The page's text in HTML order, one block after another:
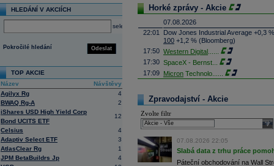
HLEDÁNÍ V AKCIÍCH
select
Odeslat
Pokročilé hledání
TOP AKCIE
Název
Návštěvy
Agilyx Rg
4
BWAQ Rg-A
2
iShares USD High Yield Corp
Bond UCITS ETF
12
Celsius
4
Adaptiv Select ETF
3
AtlasClear Rg
1
JPM BetaBuildrs Jp
4
Horké zprávy - Akcie
07.08.2026
22:01
Dow Jones Industrial Average +0,3
100 +1,2 % (Bloomberg)
17:50 Western Digital
17:30 SpaceX - Bernst
17:09 Micron Technolo
16:26
Objem obchodů s akciemi na
obchodů za poslední rok je 0,665
16:23 Zvýšení výroby balistických střel
nějakou dobu potrvá. Agentuře
Armin Papperger. Společná výroba
doplnit arzenál Spojeným státům,
(ČTK)
16:07 Conocophillips
Zpravodajství - Akcie
Zvolte filtr
07.08.2026 22:05
Slabá data z trhu práce
Páteční obchodování na Wall